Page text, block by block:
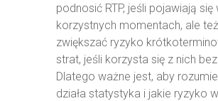
podnosić RTP, jeśli pojawiają się
korzystnych momentach, ale
zwiększać ryzyko
strat, jeśli korzysta się z nich
Dlatego ważne jest, aby
działa statystyka i jakie ryzyko